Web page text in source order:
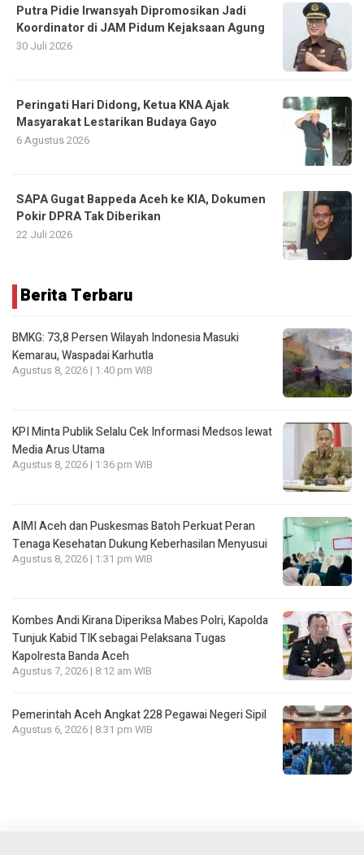
Putra Pidie Irwansyah Dipromosikan Jadi
Koordinator di JAM Pidum Kejaksaan Agung
30 Juli 2026
Peringati Hari Didong, Ketua KNA Ajak
Masyarakat Lestarikan Budaya Gayo
6 Agustus 2026
SAPA Gugat Bappeda Aceh ke KIA, Dokumen
Pokir DPRA Tak Diberikan
22 Juli 2026
Berita Terbaru
BMKG: 73,8 Persen Wilayah Indonesia Masuki
Kemarau, Waspadai Karhutla
Agustus 8, 2026 | 1:40 pm WIB
KPI Minta Publik Selalu Cek Informasi Medsos lewat
Media Arus Utama
Agustus 8, 2026 | 1:36 pm WIB
AIMI Aceh dan Puskesmas Batoh Perkuat Peran
Tenaga Kesehatan Dukung Keberhasilan Menyusui
Agustus 8, 2026 | 1:31 pm WIB
Kombes Andi Kirana Diperiksa Mabes Polri, Kapolda
Tunjuk Kabid TIK sebagai Pelaksana Tugas
Kapolresta Banda Aceh
Agustus 7, 2026 | 8:12 am WIB
Pemerintah Aceh Angkat 228 Pegawai Negeri Sipil
Agustus 6, 2026 | 8:31 pm WIB